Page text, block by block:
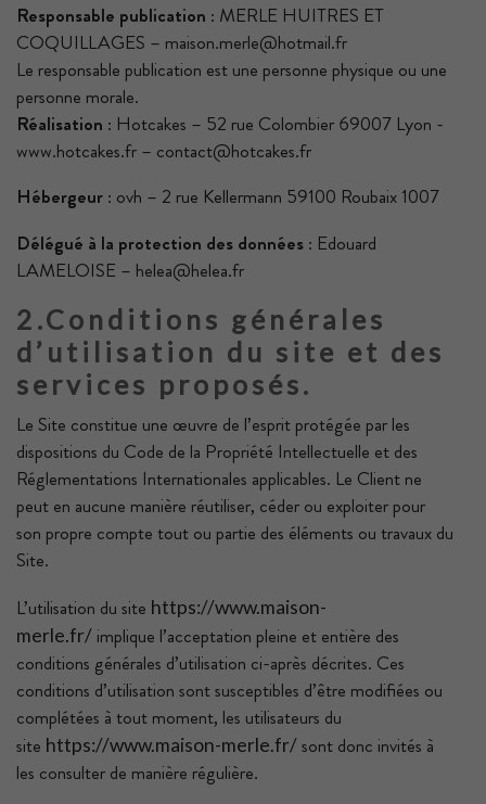
Responsable publication : MERLE HUITRES ET
COQUILLAGES – maison.merle@hotmail.fr
Le responsable publication est une personne physique ou une
personne morale.
Réalisation : Hotcakes – 52 rue Colombier 69007 Lyon -
www.hotcakes.fr – contact@hotcakes.fr
Hébergeur : ovh – 2 rue Kellermann 59100 Roubaix 1007
Délégué à la protection des données : Edouard
LAMELOISE – helea@helea.fr
2.Conditions générales
d’utilisation du site et des
services proposés.
Le Site constitue une œuvre de l’esprit protégée par les
dispositions du Code de la Propriété Intellectuelle et des
Réglementations Internationales applicables. Le Client ne
peut en aucune manière réutiliser, céder ou exploiter pour
son propre compte tout ou partie des éléments ou travaux du
Site.
L’utilisation du site https://www.maison-
merle.fr/ implique l’acceptation pleine et entière des
conditions générales d’utilisation ci-après décrites. Ces
conditions d’utilisation sont susceptibles d’être modifiées ou
complétées à tout moment, les utilisateurs du
site https://www.maison-merle.fr/sont donc invités à
les consulter de manière régulière.